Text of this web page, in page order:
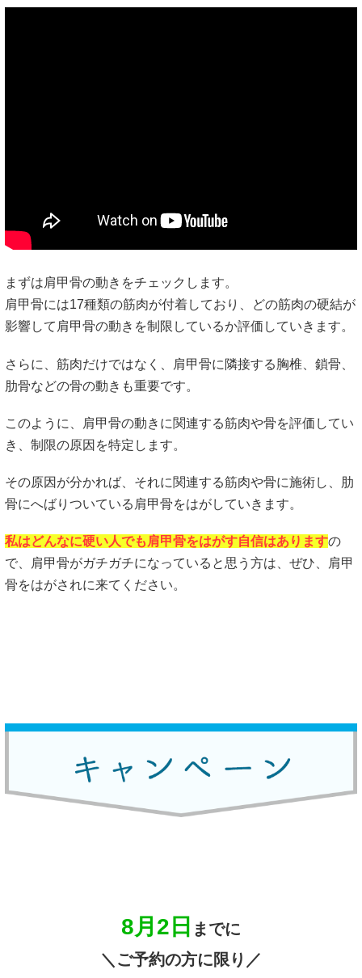
まずは肩甲骨の動きをチェックします。
肩甲骨には17種類の筋肉が付着しており、どの筋肉の硬結が
影響して肩甲骨の動きを制限しているか評価していきます。
さらに、筋肉だけではなく、肩甲骨に隣接する胸椎、鎖骨、
肋骨などの骨の動きも重要です。
このように、肩甲骨の動きに関連する筋肉や骨を評価してい
き、制限の原因を特定します。
その原因が分かれば、それに関連する筋肉や骨に施術し、肋
骨にへばりついている肩甲骨をはがしていきます。
私はどんなに硬い人でも肩甲骨をはがす自信はありますの
で、肩甲骨がガチガチになっていると思う方は、ぜひ、肩甲
骨をはがされに来てください。
8月2 日 までに
＼ご予約の方に限り／